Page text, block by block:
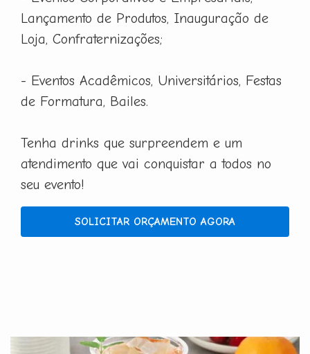
Lançamento de Produtos, Inauguração de
Loja, Confraternizações;
- Eventos Acadêmicos, Universitários, Festas
de Formatura, Bailes.
Tenha drinks que surpreendem e um
atendimento que vai conquistar a todos no
seu evento!
SOLICITAR ORÇAMENTO AGORA